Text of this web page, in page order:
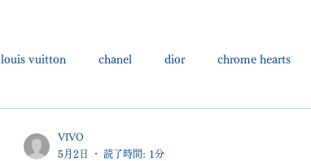
louis vuitton chanel dior chrome hearts
VIVO
5月2日
読了時間: 1分